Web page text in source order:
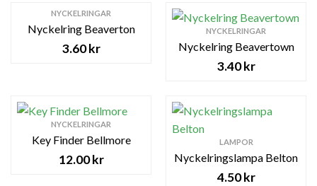
NYCKELRINGAR
Nyckelring Beaverton
3.60kr
NYCKELRINGAR
Nyckelring Beavertown
3.40kr
NYCKELRINGAR
Key Finder Bellmore
12.00kr
LAMPOR
Nyckelringslampa Belton
4.50kr